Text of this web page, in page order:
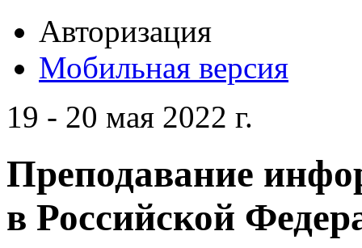
Авторизация
Мобильная версия
19 - 20 мая 2022 г.
Преподавание
в Российской